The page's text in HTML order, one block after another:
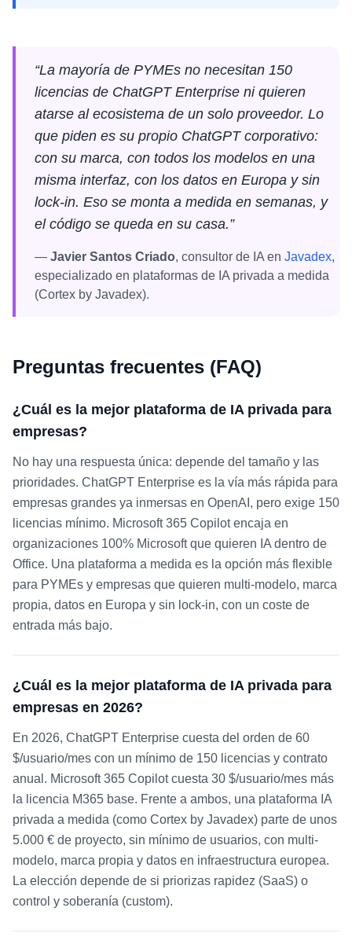
“La mayoría de PYMEs no necesitan 150
licencias de ChatGPT Enterprise ni quieren
atarse al ecosistema de un solo proveedor. Lo
que piden es su propio ChatGPT corporativo:
con su marca, con todos los modelos en una
misma interfaz, con los datos en Europa y sin
lock-in. Eso se monta a medida en semanas, y
el código se queda en su casa.”
— Javier Santos Criado, consultor de IA en Javadex,
especializado en plataformas de IA privada a medida
(Cortex by Javadex).
Preguntas frecuentes (FAQ)
¿Cuál es la mejor plataforma de IA privada para
empresas?
No hay una respuesta única: depende del tamaño y las
prioridades. ChatGPT Enterprise es la vía más rápida para
empresas grandes ya inmersas en OpenAI, pero exige 150
licencias mínimo. Microsoft 365 Copilot encaja en
organizaciones 100% Microsoft que quieren IA dentro de
Office. Una plataforma a medida es la opción más flexible
para PYMEs y empresas que quieren multi-modelo, marca
propia, datos en Europa y sin lock-in, con un coste de
entrada más bajo.
¿Cuál es la mejor plataforma de IA privada para
empresas en 2026?
En 2026, ChatGPT Enterprise cuesta del orden de 60
$/usuario/mes con un mínimo de 150 licencias y contrato
anual. Microsoft 365 Copilot cuesta 30 $/usuario/mes más
la licencia M365 base. Frente a ambos, una plataforma IA
privada a medida (como Cortex by Javadex) parte de unos
5.000 € de proyecto, sin mínimo de usuarios, con multi-
modelo, marca propia y datos en infraestructura europea.
La elección depende de si priorizas rapidez (SaaS) o
control y soberanía (custom).